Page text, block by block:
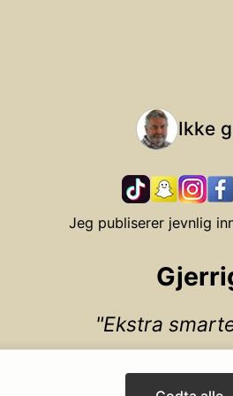
Ikke
Jeg publiserer jevnlig
Ekstra